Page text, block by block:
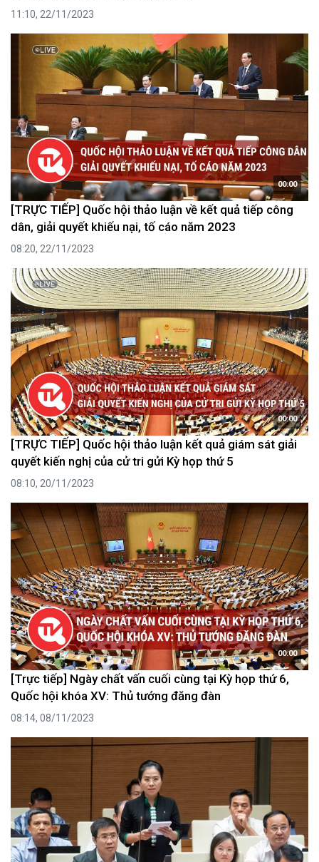
11:10, 22/11/2023
00:00
[TRỰC TIẾP] Quốc hội thảo luận về kết quả tiếp công
dân, giải quyết khiếu nại, tố cáo năm 2023
08:20, 22/11/2023
00:00
[TRỰC TIẾP] Quốc hội thảo luận kết quả giám sát giải
quyết kiến nghị của cử tri gửi Kỳ họp thứ 5
08:10, 20/11/2023
00:00
[Trực tiếp] Ngày chất vấn cuối cùng tại Kỳ họp thứ 6,
Quốc hội khóa XV: Thủ tướng đăng đàn
08:14, 08/11/2023